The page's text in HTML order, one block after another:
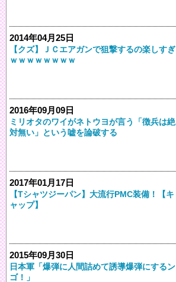
2014年04月25日
【クズ】ＪＣエアガンで狙撃するの楽しすぎ
ｗｗｗｗｗｗｗｗ
2016年09月09日
ミリオタのワイがネトウヨが言う「徴兵は絶
対無い」という嘘を論破する
2017年01月17日
【Tシャツジーパン】大流行PMC装備！【キ
ャップ】
2015年09月30日
日本軍「爆弾に人間詰めて誘導爆弾にするン
ゴ！」